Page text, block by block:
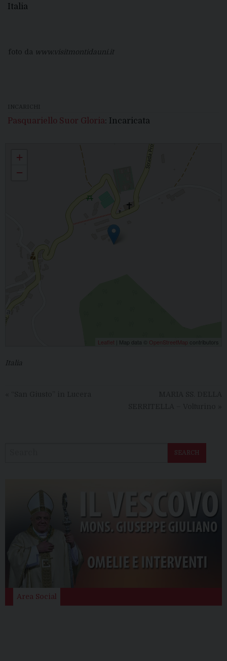
Italia
foto da www.visitmontidauni.it
INCARICHI
Pasquariello Suor Gloria: Incaricata
MARIA SS. DELLA SANITA'- Volturara Appula
+
−
Leaflet | Map data © OpenStreetMap contributors
Italia
SEARCH
Area Social